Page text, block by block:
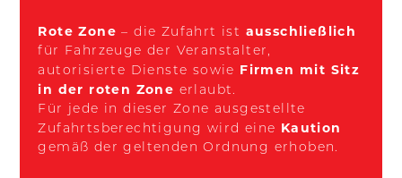
Rote Zone – die Zufahrt ist ausschließlich
für Fahrzeuge der Veranstalter,
autorisierte Dienste sowie Firmen mit Sitz
in der roten Zone erlaubt.
Für jede in dieser Zone ausgestellte
Zufahrtsberechtigung wird eine Kaution
gemäß der geltenden Ordnung erhoben.